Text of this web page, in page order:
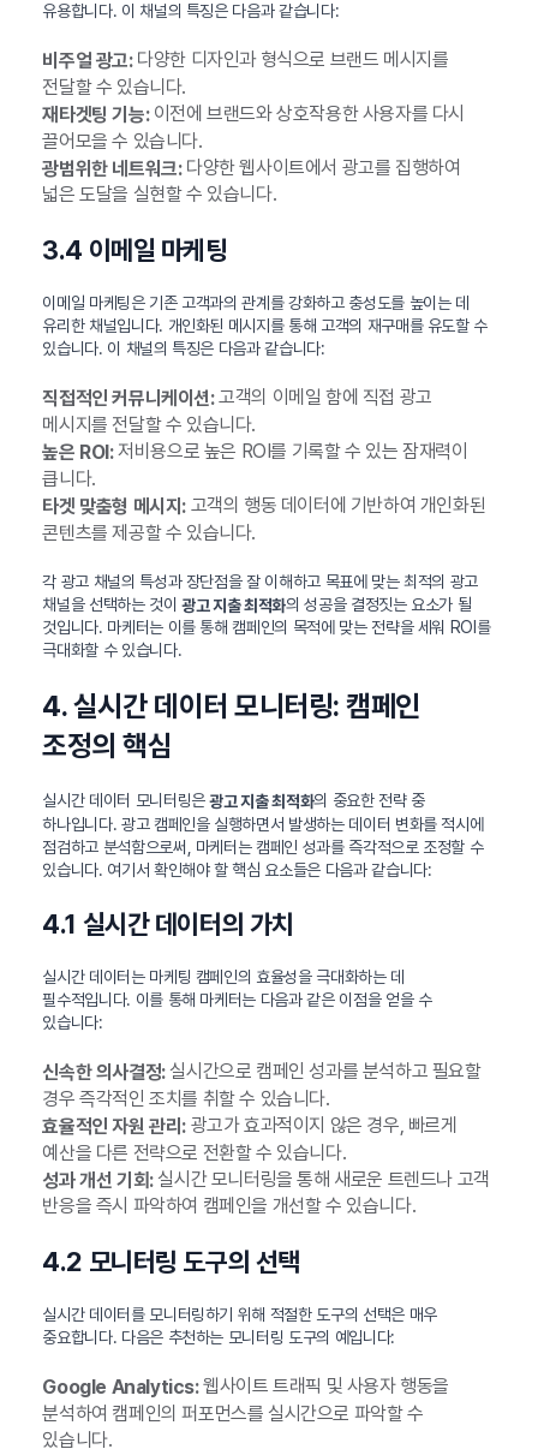
유용합니다. 이 채널의 특징은 다음과 같습니다:
비주얼 광고:다양한 디자인과 형식으로 브랜드 메시지를
전달할 수 있습니다.
재타겟팅 기능:이전에 브랜드와 상호작용한 사용자를 다시
끌어모을 수 있습니다.
광범위한 네트워크:다양한 웹사이트에서 광고를 집행하여
넓은 도달을 실현할 수 있습니다.
3.4 이메일 마케팅
이메일 마케팅은 기존 고객과의 관계를 강화하고 충성도를 높이는 데
유리한 채널입니다. 개인화된 메시지를 통해 고객의 재구매를 유도할 수
있습니다. 이 채널의 특징은 다음과 같습니다:
직접적인 커뮤니케이션:고객의 이메일 함에 직접 광고
메시지를 전달할 수 있습니다.
높은 ROI:저비용으로 높은 ROI를 기록할 수 있는 잠재력이
큽니다.
타겟 맞춤형 메시지:고객의 행동 데이터에 기반하여 개인화된
콘텐츠를 제공할 수 있습니다.
각 광고 채널의 특성과 장단점을 잘 이해하고 목표에 맞는 최적의 광고
채널을 선택하는 것이광고 지출 최적화의 성공을 결정짓는 요소가 될
것입니다. 마케터는 이를 통해 캠페인의 목적에 맞는 전략을 세워 ROI를
극대화할 수 있습니다.
4. 실시간 데이터 모니터링: 캠페인
조정의 핵심
실시간 데이터 모니터링은광고 지출 최적화의 중요한 전략 중
하나입니다. 광고 캠페인을 실행하면서 발생하는 데이터 변화를 적시에
점검하고 분석함으로써, 마케터는 캠페인 성과를 즉각적으로 조정할 수
있습니다. 여기서 확인해야 할 핵심 요소들은 다음과 같습니다:
4.1 실시간 데이터의 가치
실시간 데이터는 마케팅 캠페인의 효율성을 극대화하는 데
필수적입니다. 이를 통해 마케터는 다음과 같은 이점을 얻을 수
있습니다:
신속한 의사결정:실시간으로 캠페인 성과를 분석하고 필요할
경우 즉각적인 조치를 취할 수 있습니다.
효율적인 자원 관리:광고가 효과적이지 않은 경우, 빠르게
예산을 다른 전략으로 전환할 수 있습니다.
성과 개선 기회:실시간 모니터링을 통해 새로운 트렌드나 고객
반응을 즉시 파악하여 캠페인을 개선할 수 있습니다.
4.2 모니터링 도구의 선택
실시간 데이터를 모니터링하기 위해 적절한 도구의 선택은 매우
중요합니다. 다음은 추천하는 모니터링 도구의 예입니다:
Google Analytics:웹사이트 트래픽 및 사용자 행동을
분석하여 캠페인의 퍼포먼스를 실시간으로 파악할 수
있습니다.